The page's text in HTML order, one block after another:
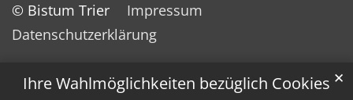
Ihre Wahlmöglichkeiten bezüglich Cookies ✕
© Bistum Trier
Impressum
Datenschutzerklärung